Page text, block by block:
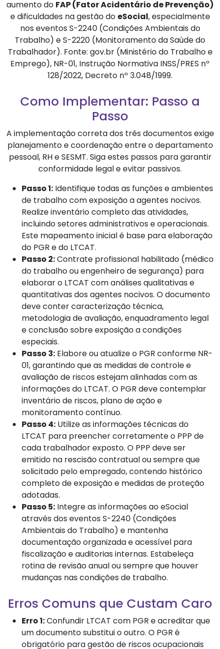
aumento do FAP (Fator Acidentário de Prevenção)
e dificuldades na gestão do eSocial, especialmente
nos eventos S-2240 (Condições Ambientais do
Trabalho) e S-2220 (Monitoramento da Saúde do
Trabalhador). Fonte: gov.br (Ministério do Trabalho e
Emprego), NR-01, Instrução Normativa INSS/PRES nº
128/2022, Decreto nº 3.048/1999.
Como Implementar: Passo a
Passo
A implementação correta dos três documentos exige
planejamento e coordenação entre o departamento
pessoal, RH e SESMT. Siga estes passos para garantir
conformidade legal e evitar passivos.
Passo 1: Identifique todas as funções e ambientes
de trabalho com exposição a agentes nocivos.
Realize inventário completo das atividades,
incluindo setores administrativos e operacionais.
Este mapeamento inicial é base para elaboração
do PGR e do LTCAT.
Passo 2:Contrate profissional habilitado (médico
do trabalho ou engenheiro de segurança) para
elaborar o LTCAT com análises qualitativas e
quantitativas dos agentes nocivos. O documento
deve conter caracterização técnica,
metodologia de avaliação, enquadramento legal
e conclusão sobre exposição a condições
especiais.
Passo 3: Elabore ou atualize o PGR conforme NR-
01, garantindo que as medidas de controle e
avaliação de riscos estejam alinhadas com as
informações do LTCAT. O PGR deve contemplar
inventário de riscos, plano de ação e
monitoramento contínuo.
Passo 4: Utilize as informações técnicas do
LTCAT para preencher corretamente o PPP de
cada trabalhador exposto. O PPP deve ser
emitido na rescisão contratual ou sempre que
solicitado pelo empregado, contendo histórico
completo de exposição e medidas de proteção
adotadas.
Passo 5: Integre as informações ao eSocial
através dos eventos S-2240 (Condições
Ambientais do Trabalho) e mantenha
documentação organizada e acessível para
fiscalização e auditorias internas. Estabeleça
rotina de revisão anual ou sempre que houver
mudanças nas condições de trabalho.
Erros Comuns que Custam Caro
Erro 1:Confundir LTCAT com PGR e acreditar que
um documento substitui o outro. O PGR é
obrigatório para gestão de riscos ocupacionais